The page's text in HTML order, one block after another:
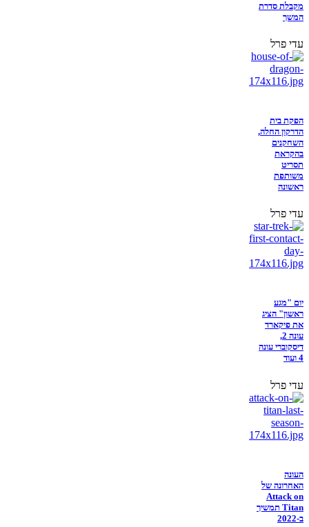
מקבלת סדרת
המשך
עדי פרל
הפקת בית
הדרקון החלה,
השחקנים
בהקראת
תסריט
משותפת
ראשונה
עדי פרל
יום "מגע
ראשון" הציג
את פיקארד
עונה 2,
דיסקוברי עונה
4 ועוד
עדי פרל
העונה
האחרונה של
Attack on
Titan תמשיך
ב-2022